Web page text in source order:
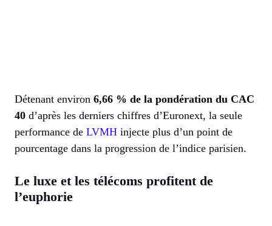
Détenant environ 6,66 % de la pondération du CAC
40 d’après les derniers chiffres d’Euronext, la seule
performance de LVMH injecte plus d’un point de
pourcentage dans la progression de l’indice parisien.
Le luxe et les télécoms profitent de
l’euphorie